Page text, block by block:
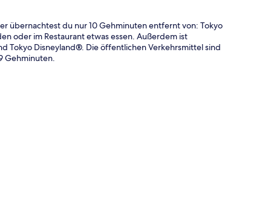
übernachtest du nur 10 Gehminuten entfernt von: Tokyo
oder im Restaurant etwas essen. Außerdem ist
Tokyo Disneyland®. Die öffentlichen Verkehrsmittel sind
Gehminuten.